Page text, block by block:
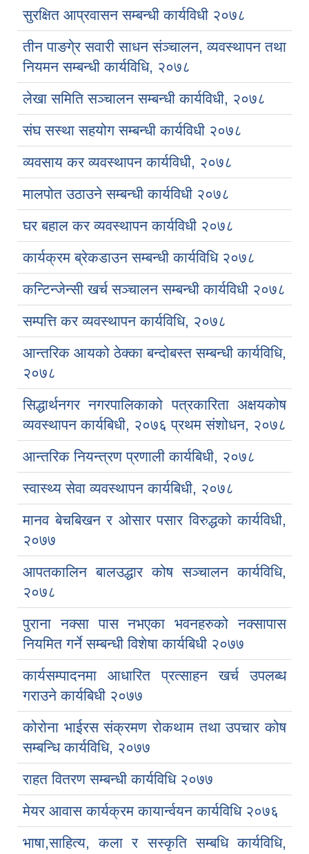
सुरक्षित आप्रवासन सम्बन्धी कार्यविधी २०७८
तीन पाङगे्र सवारी साधन संञ्चालन, व्यवस्थापन तथा
नियमन सम्बन्धी कार्यविधि, २०७८
लेखा समिति सञ्चालन सम्बन्धी कार्यविधी, २०७८
संघ स‌स्था सहयोग सम्बन्धी कार्यविधी २०७८
व्यवसाय कर व्यवस्थापन कार्यविधी, २०७८
मालपोत उठाउने सम्बन्धी कार्यविधी २०७८
घर बहाल कर व्यवस्थापन कार्यविधी २०७८
कार्यक्रम ब्रेकडाउन सम्बन्धी कार्यविधि २०७८
कन्टिन्जेन्सी खर्च सञ्चालन सम्बन्धी कार्यविधी २०७८
सम्पत्ति कर व्यवस्थापन कार्यविधि, २०७८
आन्तरिक आयको ठेक्का बन्दोबस्त सम्बन्धी कार्यविधि,
२०७८
सिद्धार्थनगर नगरपालिकाको पत्रकारिता अक्षयकोष
व्यवस्थापन कार्यबिधी, २०७६ प्रथम संशोधन, २०७८
आन्तरिक नियन्त्रण प्रणाली कार्यबिधी, २०७८
स्वास्थ्य सेवा व्यवस्थापन कार्यबिधी, २०७८
मानव बेचबिखन र ओसार पसार विरुद्धको कार्यविधी,
२०७७
आपतकालिन बालउद्धार कोष सञ्चालन कार्यविधि,
२०७८
पुराना नक्सा पास नभएका भवनहरुको नक्सापास
नियमित गर्ने सम्बन्धी विशेषा कार्यबिधी २०७७
कार्यसम्पादनमा आधारित प्रत्साहन खर्च उपलब्ध
गराउने कार्यबिधी २०७७
कोरोना भाईरस संक्रमण रोकथाम तथा उपचार कोष
सम्बन्धि कार्यविधि, २०७७
राहत वितरण सम्बन्धी कार्यविधि २०७७
मेयर आवास कार्यक्रम कायार्न्वयन कार्यविधि २०७६
भाषा,साहित्य, कला र सस्कृति सम्बधि कार्यविधि,